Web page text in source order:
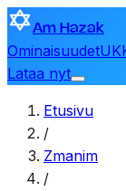
Am Hazak
Ominaisuudet
Lataa nyt
Etusivu
/
Zmanim
/